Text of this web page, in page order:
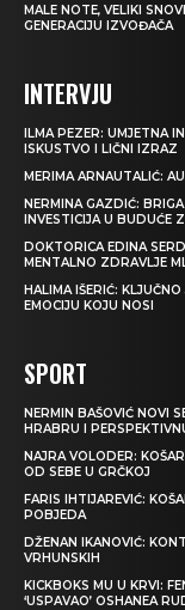
MALE NOTE, VELIKI
GENERACIJU IZVOĐAČA
INTERVJU
ILMA PEZER: UMJETNA
ISKUSTVO I LIČNI IZRAZ
MERIMA ARNAUTALIĆ:
NERMINA GAZDIĆ:
INVESTICIJA U BUDUĆE
DOKTORICA EDINA
MENTALNO ZDRAVLJE
HALIMA IŠERIĆ:
EMOCIJU KOJU NOSI
SPORT
NERMIN BAŠOVIĆ NOVI
HRABRU I
NAJRA VOLODER:
OD SEBE U GRČKOJ
FARIS IHTIJAREVIĆ:
POBJEDA
DŽENAN IKANOVIĆ:
VRHUNSKIH
KICKBOKS MU U KRVI:
‘USPAVAO’ OSHANEA